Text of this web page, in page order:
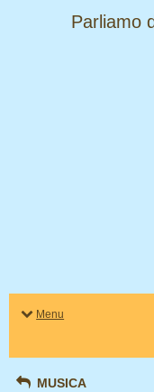
​​​​​​​Parliamo
Menu
MUSICA